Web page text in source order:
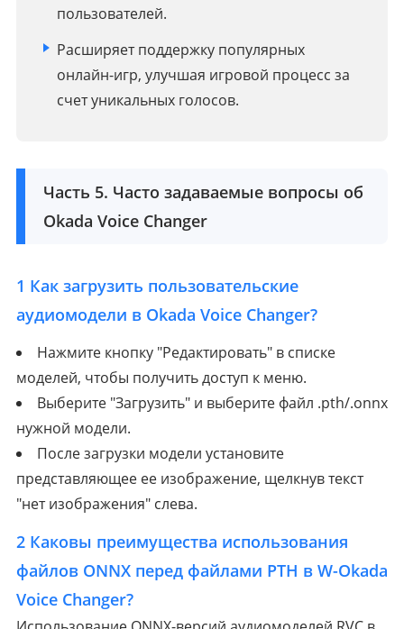
пользователей.
Расширяет поддержку популярных
онлайн-игр, улучшая игровой процесс за
счет уникальных голосов.
Часть 5. Часто задаваемые вопросы об
Okada Voice Changer
1 Как загрузить пользовательские
аудиомодели в Okada Voice Changer?
Нажмите кнопку "Редактировать" в списке
моделей, чтобы получить доступ к меню.
Выберите "Загрузить" и выберите файл .pth/.onnx
нужной модели.
После загрузки модели установите
представляющее ее изображение, щелкнув текст
"нет изображения" слева.
2 Каковы преимущества использования
файлов ONNX перед файлами PTH в W-Okada
Voice Changer?